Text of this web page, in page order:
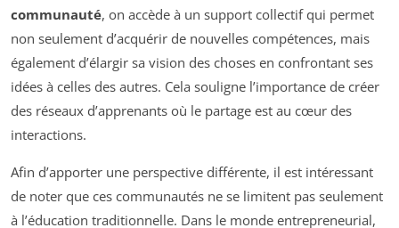
communauté, on accède à un support collectif qui permet
non seulement d’acquérir de nouvelles compétences, mais
également d’élargir sa vision des choses en confrontant ses
idées à celles des autres. Cela souligne l’importance de créer
des réseaux d’apprenants où le partage est au cœur des
interactions.
Afin d’apporter une perspective différente, il est intéressant
de noter que ces communautés ne se limitent pas seulement
à l’éducation traditionnelle. Dans le monde entrepreneurial,